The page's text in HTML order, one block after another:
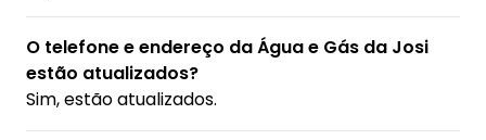
O telefone e endereço da Água e Gás da Josi
estão atualizados?
Sim, estão atualizados.